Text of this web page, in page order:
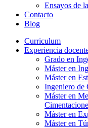
Ensayos de
Contacto
Blog
Curriculum
Experiencia
Grado en
Máster en
Máster en
Ingeniero de
Máster en
Máster en
Máster en